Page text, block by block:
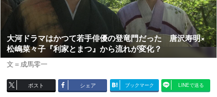
大河ドラマはかつて若手俳優の登竜門だった 唐沢寿明×
松嶋菜々子『利家とまつ』から流れが変化？
文＝成馬零一
ポスト シェア ブックマーク LINEで送る